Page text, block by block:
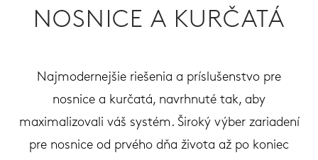
NOSNICE A KURČATÁ
Najmodernejšie riešenia a príslušenstvo pre
nosnice a kurčatá, navrhnuté tak, aby
maximalizovali váš systém. Široký výber zariadení
pre nosnice od prvého dňa života až po koniec